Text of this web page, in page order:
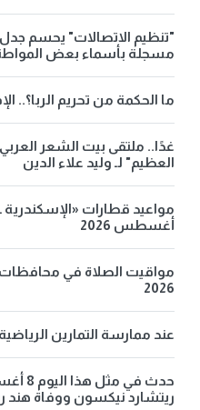
"تنظيم الاتصالات" يحسم
مسجلة بأسماء بعض
ما الحكمة من تحريم الربا؟..
غدًا.. ملتقى بيت الشعر
العظيم" لـ وليد علاء الدين
أغسطس 2026
2026
عند ممارسة التمارين
حدث
ريتشارد نيكسون ووفاة هند